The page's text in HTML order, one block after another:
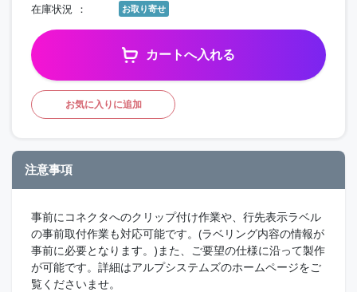
在庫状況 お取り寄せ
カートへ入れる
お気に入りに追加
注意事項
事前にコネクタへのクリップ付け作業や、行先表示ラベル
の事前取付作業も対応可能です。(ラベリング内容の情報が
事前に必要となります。)また、ご要望の仕様に沿って製作
が可能です。詳細はアルプシステムズのホームページをご
覧くださいませ。